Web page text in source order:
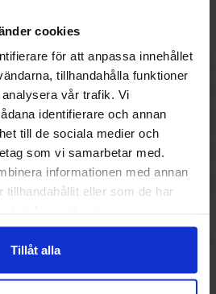
cookies
för att anpassa innehållet
tillhandahålla funktioner
vår trafik. Vi
identifierare och annan
till de sociala medier och
som vi samarbetar med.
informationen med annan
tillhandahållit eller som de har
Tillåt alla
2.5kg